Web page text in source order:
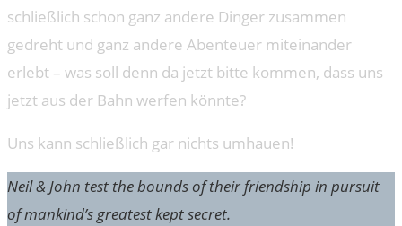
schließlich schon ganz andere Dinger zusammen
gedreht und ganz andere Abenteuer miteinander
erlebt – was soll denn da jetzt bitte kommen, dass uns
jetzt aus der Bahn werfen könnte?
Uns kann schließlich gar nichts umhauen!
Neil & John test the bounds of their friendship in pursuit
of mankind’s greatest kept secret.